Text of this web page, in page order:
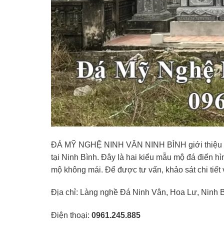
ĐÁ MỸ NGHỆ NINH VÂN NINH BÌNH giới
tại Ninh Bình. Đây là hai kiểu mẫu mộ đá điển
mộ không mái. Để được tư vấn, khảo sát chi
Địa chỉ: Làng nghề Đá Ninh Vân, Hoa Lư, Ninh
Điện thoại: 0961.245.885